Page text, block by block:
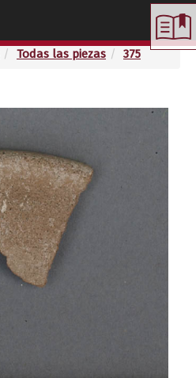
Todas las piezas 375